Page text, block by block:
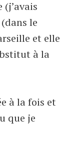
(dans le
et elle
à la
à la fois et
que je